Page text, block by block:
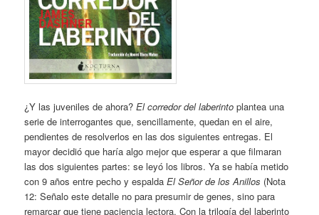
¿Y las juveniles de ahora?El corredor del laberinto plantea una
serie de interrogantes que, sencillamente, quedan en el aire,
pendientes de resolverlos en las dos siguientes entregas. El
mayor decidió que haría algo mejor que esperar a que filmaran
las dos siguientes partes: se leyó los libros. Ya se había metido
con 9 años entre pecho y espaldaEl Señor de los Anillos (Nota
12: Señalo este detalle no para presumir de genes, sino para
remarcar que tiene paciencia lectora. Con la trilogía del laberinto